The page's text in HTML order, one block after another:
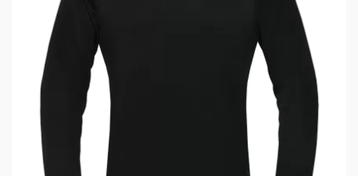
Тюнинг оружия и ЗИП
Обувь
Тактическое снаряжение
Высокоточная стрельба